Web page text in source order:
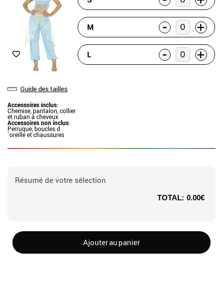
Guide des tailles
Accessoires inclus:
Chemise, pantalon, collier
et ruban à cheveux
Accessoires non inclus:
Perruque, boucles d
´oreille et chaussures
M - +
L - +
Résumé de votre sélection
TOTAL: 0.00€
Ajouter au panier